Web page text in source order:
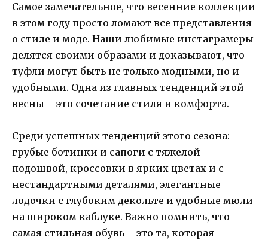
Самое замечательное, что весенние коллекции
в этом году просто ломают все представления
о стиле и моде. Наши любимые инстаграмеры
делятся своими образами и доказывают, что
туфли могут быть не только модными, но и
удобными. Одна из главных тенденций этой
весны – это сочетание стиля и комфорта.
Среди успешных тенденций этого сезона:
грубые ботинки и сапоги с тяжелой
подошвой, кроссовки в ярких цветах и с
нестандартными деталями, элегантные
лодочки с глубоким декольте и удобные мюли
на широком каблуке. Важно помнить, что
самая стильная обувь – это та, которая